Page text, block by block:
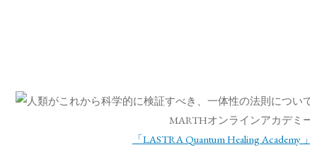
MARTHオンラインアカデミー
「LASTRA Quantum Healing Academy 」